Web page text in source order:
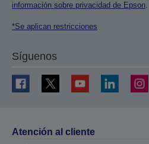
información sobre privacidad de Epson.
*Se aplican restricciones
Síguenos
Atención al cliente